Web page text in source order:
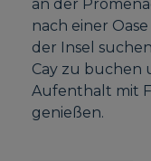
an der
nach einer
der Insel
Cay zu buchen
Aufenthalt mit
genießen.